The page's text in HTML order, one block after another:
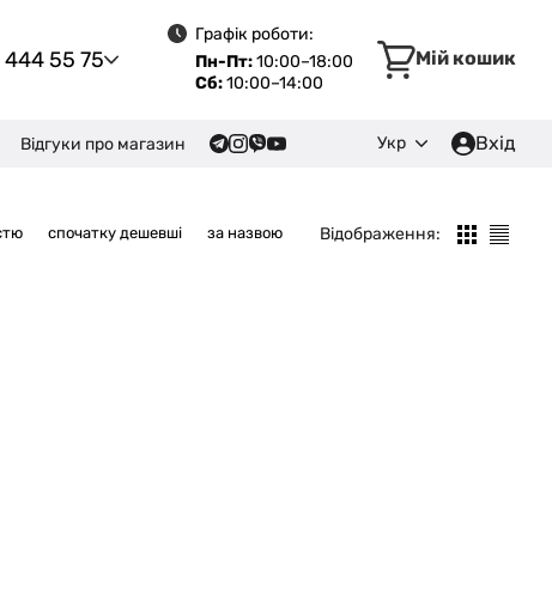
55 75
Графік роботи:
Пн-Пт:10:00–18:00
Сб:10:00–14:00
Мій кошик
Відгуки про магазин Укр Вхід
спочатку дешевші за назвою Відображення: